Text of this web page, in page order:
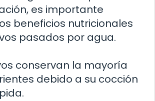
es importante
beneficios nutricionales
pasados por agua.
conservan la mayoría
debido a su cocción